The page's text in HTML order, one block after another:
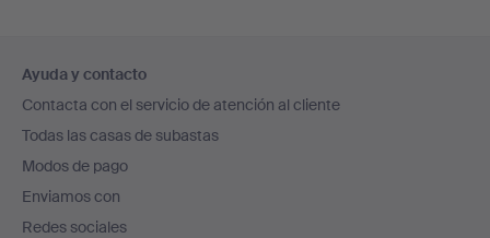
en
el
pie
de
página
Ayuda y contacto
Contacta con el servicio de atención al cliente
Todas las casas de subastas
Modos de pago
Enviamos con
Redes sociales